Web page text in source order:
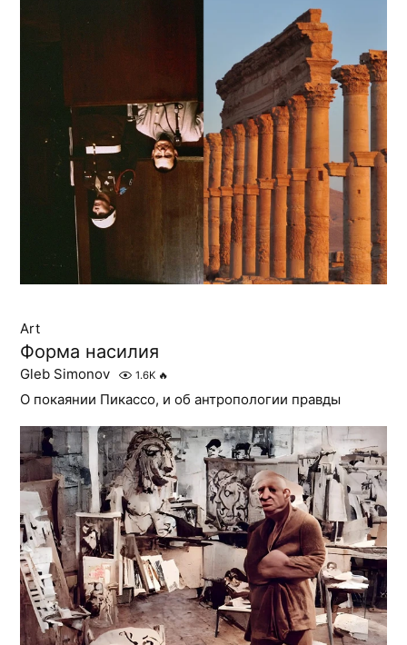
Art
Форма насилия
Gleb Simonov 1.6K 🔥
О покаянии Пикассо, и об антропологии правды